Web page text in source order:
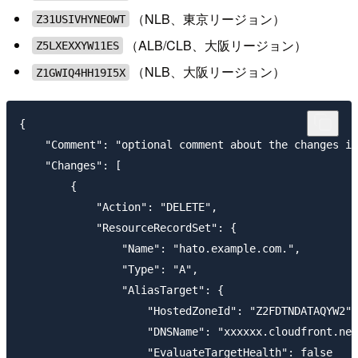
Z31USIVHYNEOWT （NLB、東京リージョン）
Z5LXEXXYW11ES （ALB/CLB、大阪リージョン）
Z1GWIQ4HH19I5X （NLB、大阪リージョン）
{
"Comment": "optional comment about the changes
    "Changes": [
        {
            "Action": "DELETE",
            "ResourceRecordSet": {
                "Name": "hato.example.com.",
                "Type": "A",
                "AliasTarget": {
                    "HostedZoneId": "Z2FDTNDATAQYW2",
"DNSName":
                    "EvaluateTargetHealth": false